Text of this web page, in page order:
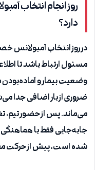
روز انجام انتخاب
دارد؟
در روز انتخاب آمبولانس
مسئول ارتباط باشد تا
وضعیت بیمار و
ضروری از بار اضافی جدا
می‌ماند. پس از حضور تیم،
جابه‌جایی فقط با
شده است، پیش از حرکت